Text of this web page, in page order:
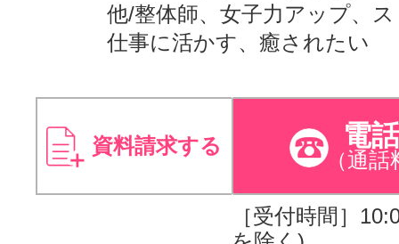
他/整体師、女子力アップ、
仕事に活かす、癒されたい
資料請求する 電
（通話
［受付時間］